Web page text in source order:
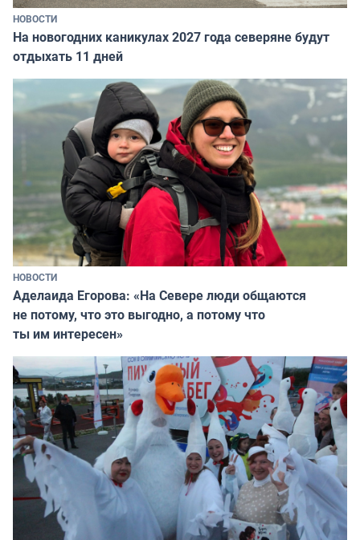
НОВОСТИ
На новогодних каникулах 2027 года северяне будут
отдыхать 11 дней
НОВОСТИ
Аделаида Егорова: «На Севере люди общаются
не потому, что это выгодно, а потому что
ты им интересен»